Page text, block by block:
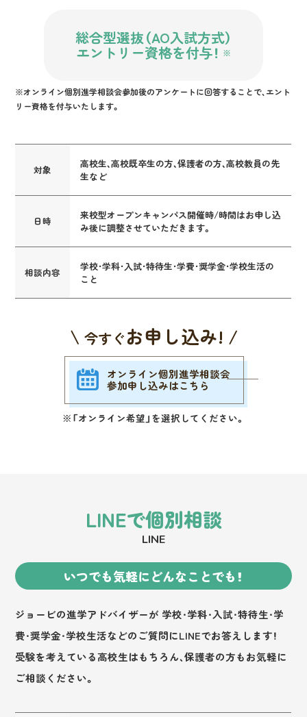
総合型選抜（AO入試方式）
エントリー資格を付与！ ※
※オンライン個別進学相談会参加後のアンケートに回答することで、エント
リー資格を付与いたします。
対象
高校生、高校既卒生の方、保護者の方、高校教員の先
生など
日時
来校型オープンキャンパス開催時/時間はお申し込
み後に調整させていただきます。
相談内容
学校・学科・入試・特待生・学費・奨学金・学校生活の
こと
\ 今すぐお申し込み! /
オンライン個別進学相談会
参加申し込みはこちら
※「オンライン希望」を選択してください。
LINEで個別相談
LINE
いつでも気軽にどんなことでも！
ジョービの進学アドバイザーが 学校・学科・入試・特待生・学
費・奨学金・学校生活などのご質問にLINEでお答えします！
受験を考えている高校生はもちろん、保護者の方もお気軽に
ご相談ください。